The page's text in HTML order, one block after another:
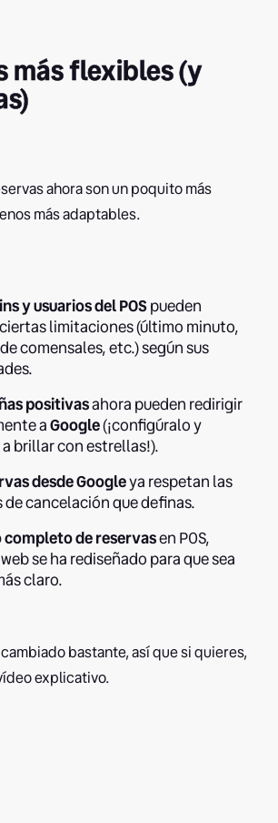
más flexibles (y
ahora son un poquito más
más adaptables.
y usuarios del POSpueden
limitaciones (último minuto,
comensales, etc.) según sus
positivasahora pueden redirigir
aGoogle(¡configúralo y
brillar con estrellas!).
desde Googleya respetan las
cancelación que definas.
de reservasen POS,
se ha rediseñado para que sea
claro.
bastante, así que si quieres,
explicativo.